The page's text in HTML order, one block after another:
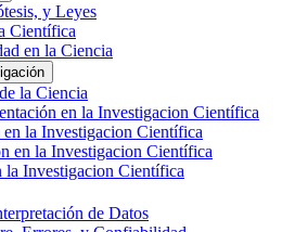
y Leyes
Científica
en la Ciencia
la Ciencia
en la Investigacion Científica
la Investigacion Científica
en la Investigacion Científica
la Investigacion Científica
de Datos